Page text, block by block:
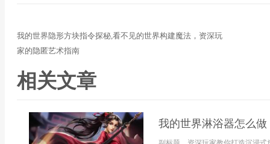
我的世界隐形方块指令探秘,看不见的世界构建魔法，资深玩
家的隐匿艺术指南
相关文章
我的世界淋浴器怎么